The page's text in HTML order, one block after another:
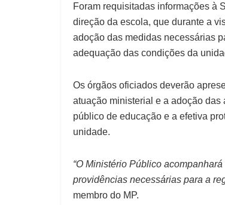
Foram requisitadas informações à
direção da escola, que durante a
adoção das medidas necessárias
adequação das condições da
Os órgãos oficiados deverão
atuação ministerial e a adoção
público de educação e a efetiva
unidade.
“O Ministério Público
providências necessárias para a
membro do MP.